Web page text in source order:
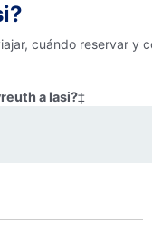
cuándo reservar y
a Iasi?‡